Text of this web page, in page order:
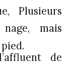
Plusieurs
mais
de